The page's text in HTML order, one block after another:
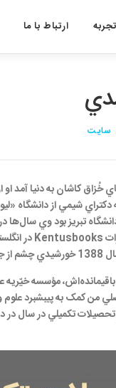
ارتباط با ما
سایت
کاشان به دنيا آمد او
دکتراي شيمي از دانشگاه «
تبريز بود وي سال‌ها
Kentusbooksدر
1388خورشيدي چشم از
مؤسسه
من کمک به پيبشبرد
تکميلي در سال در